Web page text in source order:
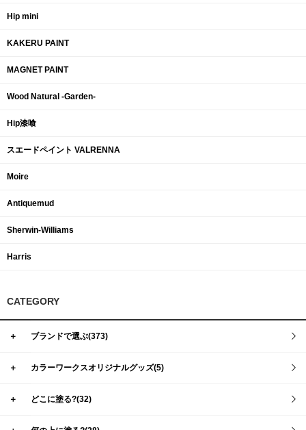
Hip mini
KAKERU PAINT
MAGNET PAINT
Wood Natural -Garden-
Hip漆喰
スエードペイント VALRENNA
Moire
Antiquemud
Sherwin-Williams
Harris
CATEGORY
＋ ブランドで選ぶ(373)
＋ カラーワークスオリジナルグッズ(5)
＋ どこに塗る?(32)